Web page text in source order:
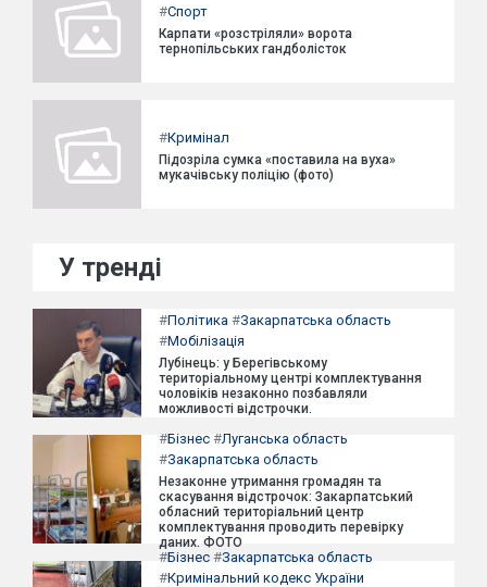
#Спорт
Карпати «розстріляли» ворота
тернопільських гандболісток
#Кримінал
Підозріла сумка «поставила на вуха»
мукачівську поліцію (фото)
У тренді
#Політика #Закарпатська область
#Мобілізація
Лубінець: у Берегівському
територіальному центрі комплектування
чоловіків незаконно позбавляли
можливості відстрочки.
#Бізнес #Луганська область
#Закарпатська область
Незаконне утримання громадян та
скасування відстрочок: Закарпатський
обласний територіальний центр
комплектування проводить перевірку
даних. ФОТО
#Бізнес #Закарпатська область
#Кримінальний кодекс України